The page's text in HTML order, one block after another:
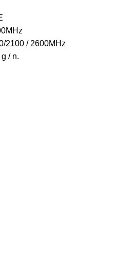
2100 / 2600MHz
/ n.